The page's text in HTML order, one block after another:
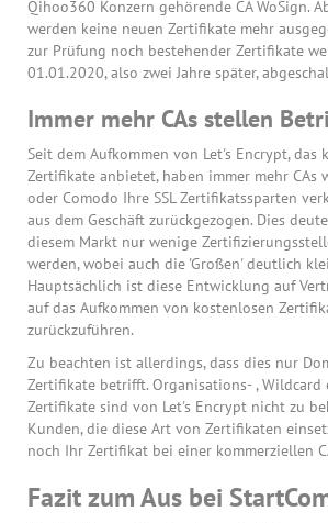
Qihoo360 Konzern gehörende CA WoSign.
werden keine neuen Zertifikate mehr
zur Prüfung noch bestehender Zertifikate
01.01.2020, also zwei Jahre später,
Immer mehr CAs stellen
Seit dem Aufkommen von Let's Encrypt, das
Zertifikate anbietet, haben immer mehr CAs
oder Comodo Ihre SSL Zertifikatssparten
aus dem Geschäft zurückgezogen. Dies
diesem Markt nur wenige
werden, wobei auch die 'Großen' deutlich
Hauptsächlich ist diese Entwicklung auf
auf das Aufkommen von kostenlosen
zurückzuführen.
Zu beachten ist allerdings, dass dies nur
Zertifikate betrifft. Organisations- ,
Zertifikate sind von Let's Encrypt nicht zu
Kunden, die diese Art von Zertifikaten
noch Ihr Zertifikat bei einer kommerziellen
Fazit zum Aus bei